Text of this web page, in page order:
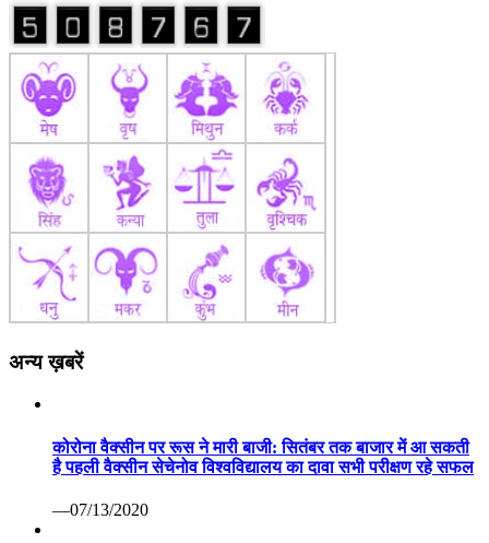
अन्य ख़बरें
कोरोना वैक्सीन पर रूस ने मारी बाजी: सितंबर तक बाजार में आ सकती
है पहली वैक्सीन सेचेनोव विश्वविद्यालय का दावा सभी परीक्षण रहे सफल
—07/13/2020